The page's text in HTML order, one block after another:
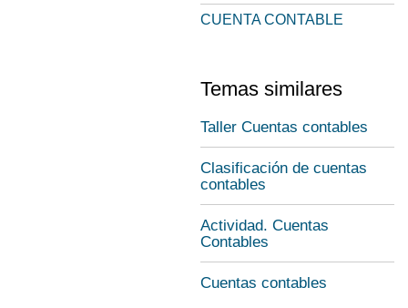
CUENTA CONTABLE
Temas similares
Taller Cuentas contables
Clasificación de cuentas
contables
Actividad. Cuentas
Contables
Cuentas contables